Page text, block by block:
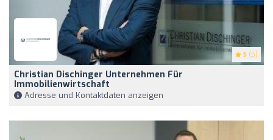
5 (5)
Christian Dischinger Unternehmen Für
Immobilienwirtschaft
Adresse und Kontaktdaten anzeigen